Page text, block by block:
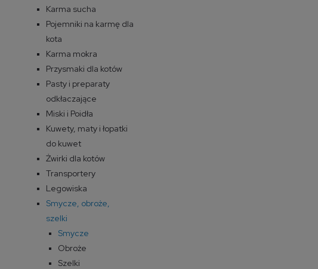
Karma sucha
Pojemniki na karmę dla
kota
Karma mokra
Przysmaki dla kotów
Pasty i preparaty
odkłaczające
Miski i Poidła
Kuwety, maty i łopatki
do kuwet
Żwirki dla kotów
Transportery
Legowiska
Smycze, obroże,
szelki
Smycze
Obroże
Szelki